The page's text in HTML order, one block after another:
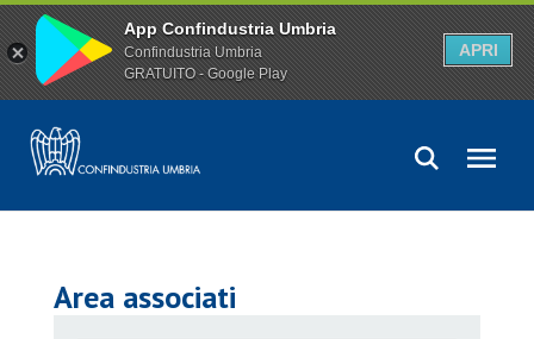
Area associati
App Confindustria Umbria
Confindustria Umbria
GRATUITO - Google Play
APRI